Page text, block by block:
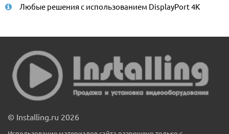
Любые решения с использованием DisplayPort 4K
© Installing.ru 2026